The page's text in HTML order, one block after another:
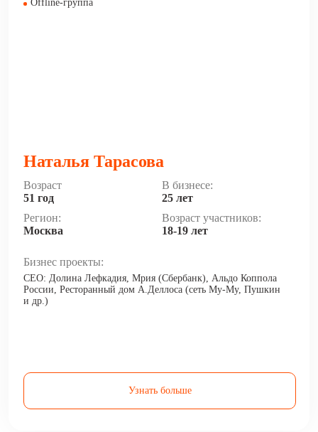
Offline-группа
Наталья Тарасова
Возраст
51 год
В бизнесе:
25 лет
Регион:
Москва
Возраст участников:
18-19 лет
Бизнес проекты:
CEO: Долина Лефкадия, Мрия (Сбербанк), Альдо Коппола
России, Ресторанный дом А.Деллоса (сеть Му-Му, Пушкин
и др.)
Узнать больше